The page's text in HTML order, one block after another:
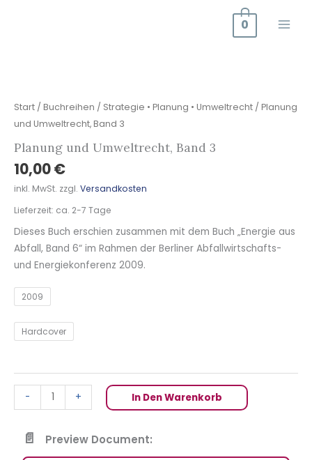
0
Start / Buchreihen / Strategie • Planung • Umweltrecht / Planung
und Umweltrecht, Band 3
Planung und Umweltrecht, Band 3
10,00€
inkl. MwSt. zzgl. Versandkosten
Lieferzeit: ca. 2-7 Tage
Dieses Buch erschien zusammen mit dem Buch „Energie aus
Abfall, Band 6“ im Rahmen der Berliner Abfallwirtschafts-
und Energiekonferenz 2009.
2009
Hardcover
-
Umweltrecht,
Band
Menge
+ In Den Warenkorb
Preview Document: